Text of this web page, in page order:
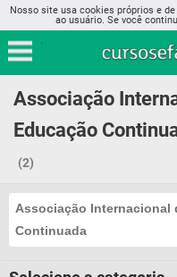
Nosso site usa cookies próprios e
ao usuário. Se você
Associação
Educação
(2)
Associação Internacional
Continuada